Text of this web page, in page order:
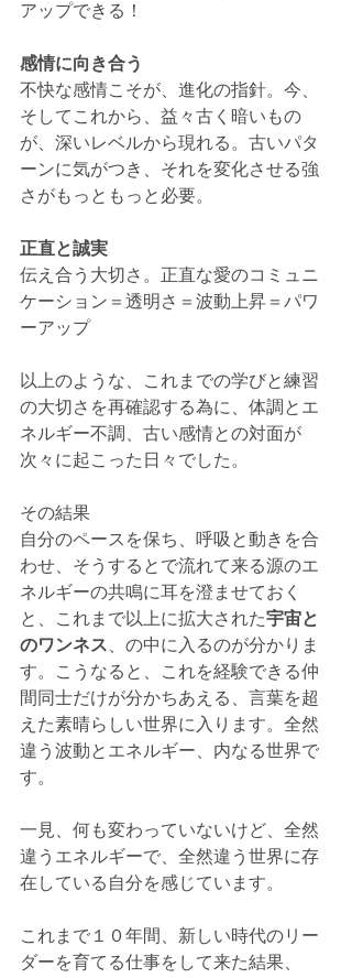
アップできる！
感情に向き合う
不快な感情こそが、進化の指針。今、
そしてこれから、益々古く暗いもの
が、深いレベルから現れる。古いパタ
ーンに気がつき、それを変化させる強
さがもっともっと必要。
正直と誠実
伝え合う大切さ。正直な愛のコミュニ
ケーション＝透明さ＝波動上昇＝パワ
ーアップ
以上のような、これまでの学びと練習
の大切さを再確認する為に、体調とエ
ネルギー不調、古い感情との対面が
次々に起こった日々でした。
その結果
自分のペースを保ち、呼吸と動きを合
わせ、そうするとで流れて来る源のエ
ネルギーの共鳴に耳を澄ませておく
と、これまで以上に拡大された宇宙と
のワンネス 、の中に入るのが分かりま
す。こうなると、これを経験できる仲
間同士だけが分かちあえる、言葉を超
えた素晴らしい世界に入ります。全然
違う波動とエネルギー、内なる世界で
す。
一見、何も変わっていないけど、全然
違うエネルギーで、全然違う世界に存
在している自分を感じています。
これまで１０年間、新しい時代のリー
ダーを育てる仕事をして来た結果、